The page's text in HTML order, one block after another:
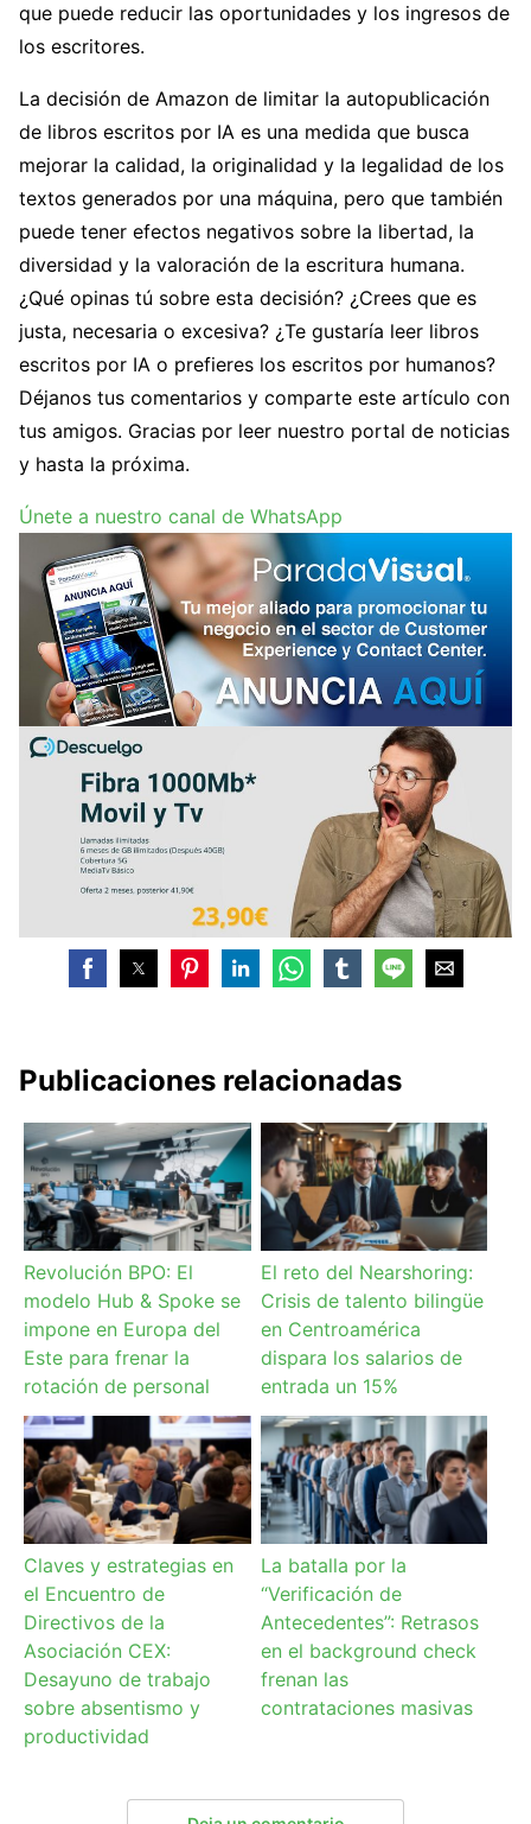
que puede reducir las oportunidades y los ingresos de
los escritores.
La decisión de Amazon de limitar la autopublicación
de libros escritos por IA es una medida que busca
mejorar la calidad, la originalidad y la legalidad de los
textos generados por una máquina, pero que también
puede tener efectos negativos sobre la libertad, la
diversidad y la valoración de la escritura humana.
¿Qué opinas tú sobre esta decisión? ¿Crees que es
justa, necesaria o excesiva? ¿Te gustaría leer libros
escritos por IA o prefieres los escritos por humanos?
Déjanos tus comentarios y comparte este artículo con
tus amigos. Gracias por leer nuestro portal de noticias
y hasta la próxima.
Únete a nuestro canal de WhatsApp
Publicaciones relacionadas
Revolución BPO: El
modelo Hub & Spoke se
impone en Europa del
Este para frenar la
rotación de personal
El reto del Nearshoring:
Crisis de talento bilingüe
en Centroamérica
dispara los salarios de
entrada un 15%
Claves y estrategias en
el Encuentro de
Directivos de la
Asociación CEX:
Desayuno de trabajo
sobre absentismo y
productividad
La batalla por la
“Verificación de
Antecedentes”: Retrasos
en el background check
frenan las
contrataciones masivas